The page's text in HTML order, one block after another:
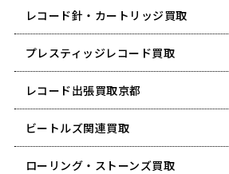
レコード針・カートリッジ買取
プレスティッジレコード買取
レコード出張買取京都
ビートルズ関連買取
ローリング・ストーンズ買取